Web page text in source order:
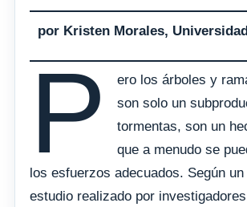
por Kristen Morales,
P
ero los árboles y
son solo un
tormentas, son un
que a menudo se
los esfuerzos adecuados. Según
estudio realizado por